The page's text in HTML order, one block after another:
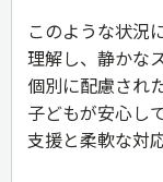
このような状況
理解し、静かな
個別に配慮され
子どもが安心し
支援と柔軟な対